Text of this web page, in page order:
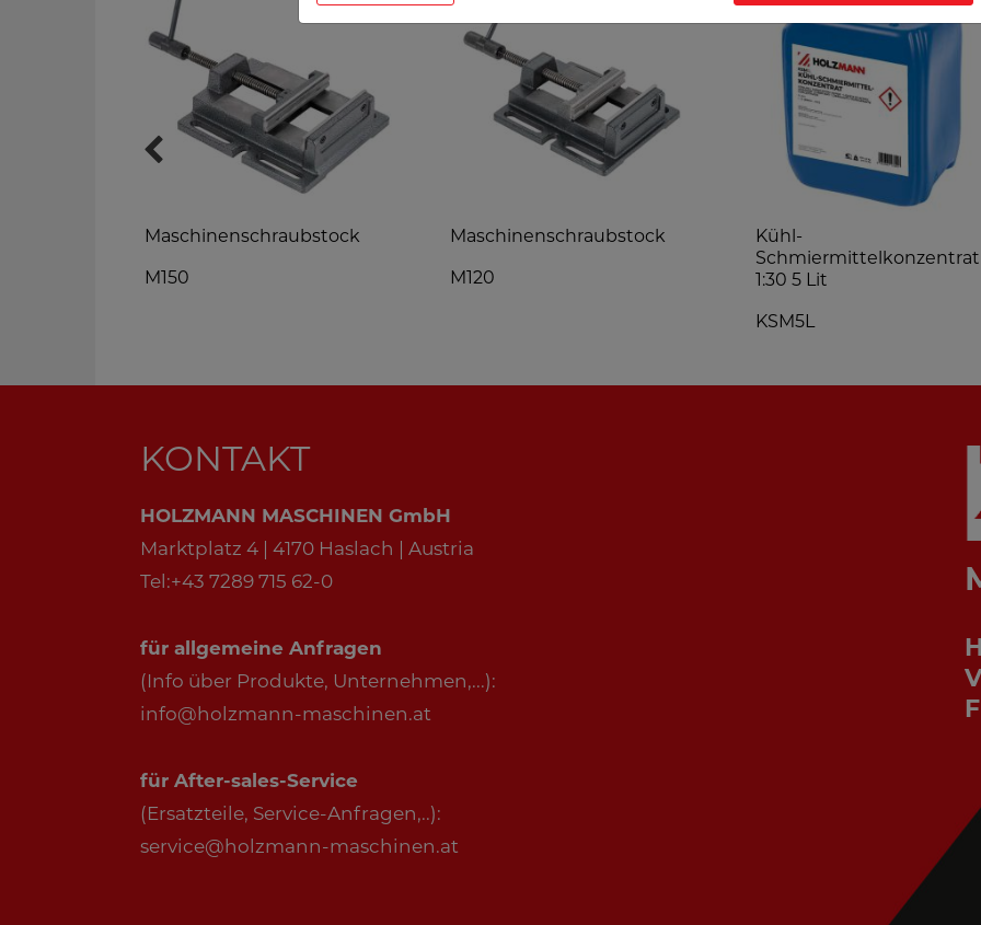
Maschinenschraubstock
M150
Maschinenschraubstock
M120
Kühl-
Schmiermittelkonzentrat
1:30 5 Lit
KSM5L
KONTAKT
HOLZMANN MASCHINEN GmbH
Marktplatz 4 | 4170 Haslach | Austria
Tel:+43 7289 715 62-0
für allgemeine Anfragen
(Info über Produkte, Unternehmen,...):
info@holzmann-maschinen.at
für After-sales-Service
(Ersatzteile, Service-Anfragen,..):
service@holzmann-maschinen.at